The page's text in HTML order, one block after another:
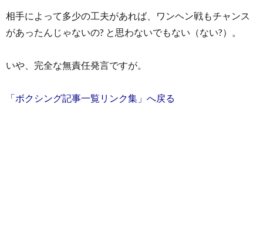
相手によって多少の工夫があれば、ワンヘン戦もチャンス
があったんじゃないの? と思わないでもない（ない?）。
いや、完全な無責任発言ですが。
「ボクシング記事一覧リンク集」へ戻る